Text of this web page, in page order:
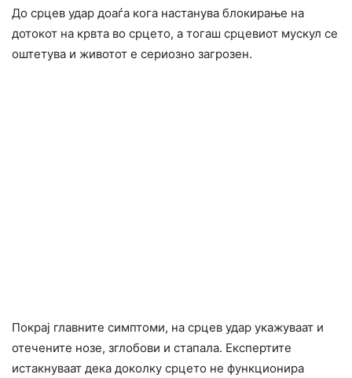
До срцев удар доаѓа кога настанува блокирање на
дотокот на крвта во срцето, а тогаш срцевиот мускул се
оштетува и животот е сериозно загрозен.
Покрај главните симптоми, на срцев удар укажуваат и
отечените нозе, зглобови и стапала. Експертите
истакнуваат дека доколку срцето не функционира